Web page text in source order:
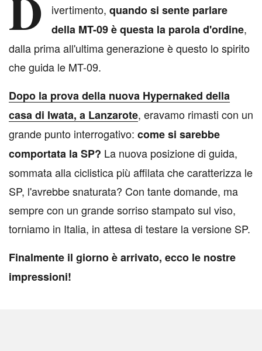
ivertimento, quando si sente parlare
della MT-09 è questa la parola d'ordine,
dalla prima all'ultima generazione è questo lo spirito
che guida le MT-09.
Dopo la prova della nuova Hypernaked della
casa di Iwata, a Lanzarote, eravamo rimasti con un
grande punto interrogativo: come si sarebbe
comportata la SP? La nuova posizione di guida,
sommata alla ciclistica più affilata che caratterizza le
SP, l'avrebbe snaturata? Con tante domande, ma
sempre con un grande sorriso stampato sul viso,
torniamo in Italia, in attesa di testare la versione SP.
Finalmente il giorno è arrivato, ecco le nostre
impressioni!